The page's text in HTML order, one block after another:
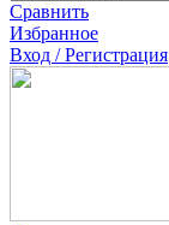
Сравнить
Избранное
Вход / Регистрация